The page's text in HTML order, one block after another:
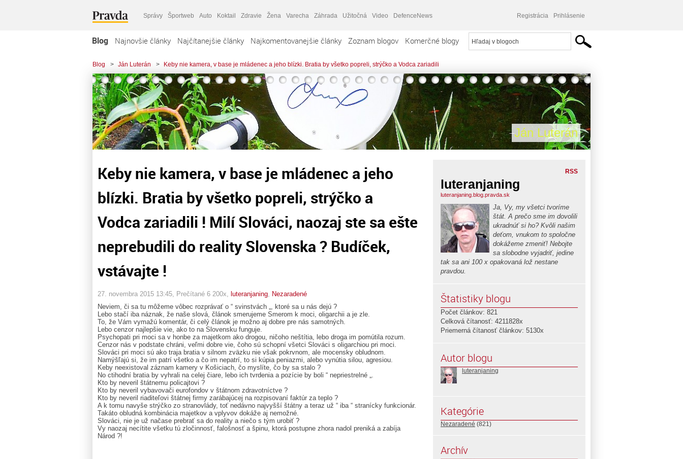
Správy Športweb Auto Koktail Zdravie Žena Varecha Záhrada Užitočná Video DefenceNews Registrácia Prihlásenie
Blog Najnovšie články Najčítanejšie články Najkomentovanejšie články Zoznam blogov Komerčné blogy
Blog > Ján Luterán > Keby nie kamera, v base je mládenec a jeho blízki. Bratia by všetko popreli, strýčko a Vodca zariadili
Ján Luterán
Keby nie kamera, v base je mládenec a jeho
blízki. Bratia by všetko popreli, strýčko a
Vodca zariadili ! Milí Slováci, naozaj ste sa ešte
neprebudili do reality Slovenska ? Budíček,
vstávajte !
27. novembra 2015 13:45 , Prečítané 6 200x, luteranjaning Nezaradené
Neviem, či sa tu môžeme vôbec rozprávať o “ svinstvách „, ktoré sa u nás dejú ?
Lebo stačí iba náznak, že naše slová, článok smerujeme Smerom k moci, oligarchii a je zle.
To, že Vám vymažú komentár, či celý článok je možno aj dobre pre nás samotných.
Lebo cenzor najlepšie vie, ako to na Slovensku funguje.
Psychopati pri moci sa v honbe za majetkom ako drogou, ničoho neštítia, lebo droga im pomútila rozum.
Cenzor nás v podstate chráni, veľmi dobre vie, čoho sú schopní všetci Slováci s oligarchiou pri moci.
Slováci pri moci sú ako traja bratia v silnom zväzku nie však pokrvnom, ale mocensky obludnom.
Namýšľajú si, že im patrí všetko a čo im nepatrí, to si kúpia peniazmi, alebo vynútia silou, agresiou.
Keby neexistoval záznam kamery v Košiciach, čo myslíte, čo by sa stalo ?
No ctihodní bratia by vyhrali na celej čiare, lebo ich tvrdenia a pozície by boli “ nepriestrelné „.
Kto by neveril štátnemu policajtovi ?
Kto by neveril vybavovači eurofondov v štátnom zdravotníctve ?
Kto by neveril riaditeľovi štátnej firmy zarábajúcej na rozpisovaní faktúr za teplo ?
A k tomu navyše strýčko zo stranovlády, toť nedávno najvyšší štátny a teraz už “ iba “ stranícky funkcionár.
Takáto obludná kombinácia majetkov a vplyvov dokáže aj nemožné.
Slováci, nie je už načase prebrať sa do reality a niečo s tým urobiť ?
Vy naozaj necítite všetku tú zločinnosť, falošnosť a špinu, ktorá postupne zhora nadol preniká a zabíja
Národ ?!
RSS
luteranjaning
luteranjaning.blog.pravda.sk
Ja, Vy, my všetci tvoríme
štát. A prečo sme im dovolili
ukradnúť si ho? Kvôli našim
deťom, vnukom to spoločne
dokážeme zmeniť! Nebojte
sa slobodne vyjadriť, jedine
tak sa ani 100 x opakovaná lož nestane
pravdou.
Štatistiky blogu
Počet článkov: 821
Celková čítanosť: 4211828x
Priemerná čítanosť článkov: 5130x
Autor blogu
luteranjaning
Kategórie
Nezaradené (821)
Archív